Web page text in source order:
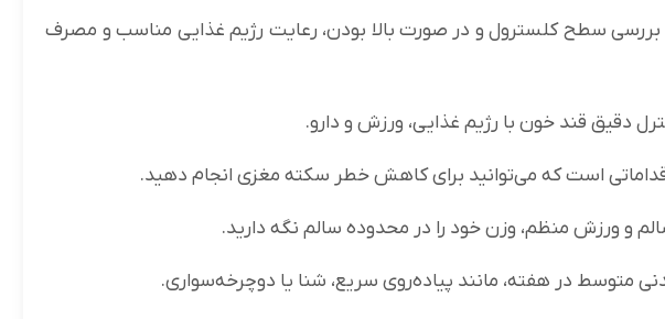
بررسی سطح کلسترول و در صورت بالا بودن، رعایت رژیم غذایی مناسب و مصرف
دقیق قند خون با رژیم غذایی، ورزش و دارو.
است که می‌توانید برای کاهش خطر سکته مغزی انجام دهید.
و ورزش منظم، وزن خود را در محدوده سالم نگه دارید.